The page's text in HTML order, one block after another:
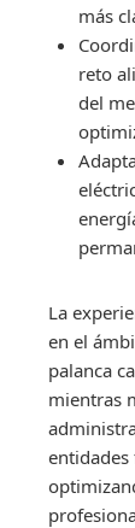
más
reto
del
La
en el
palanca
mientras